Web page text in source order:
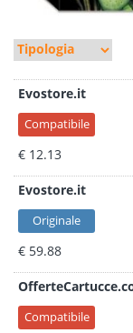
Evostore.it
Compatibile
€ 12.13
Evostore.it
Originale
€ 59.88
Compatibile